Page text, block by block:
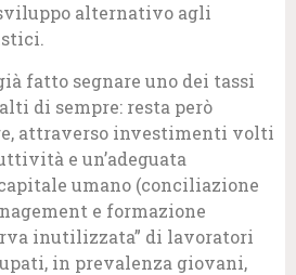
alternativo agli
fatto segnare uno dei tassi
di sempre: resta però
attraverso investimenti volti
e un’adeguata
umano (conciliazione
e formazione
inutilizzata” di lavoratori
in prevalenza giovani,